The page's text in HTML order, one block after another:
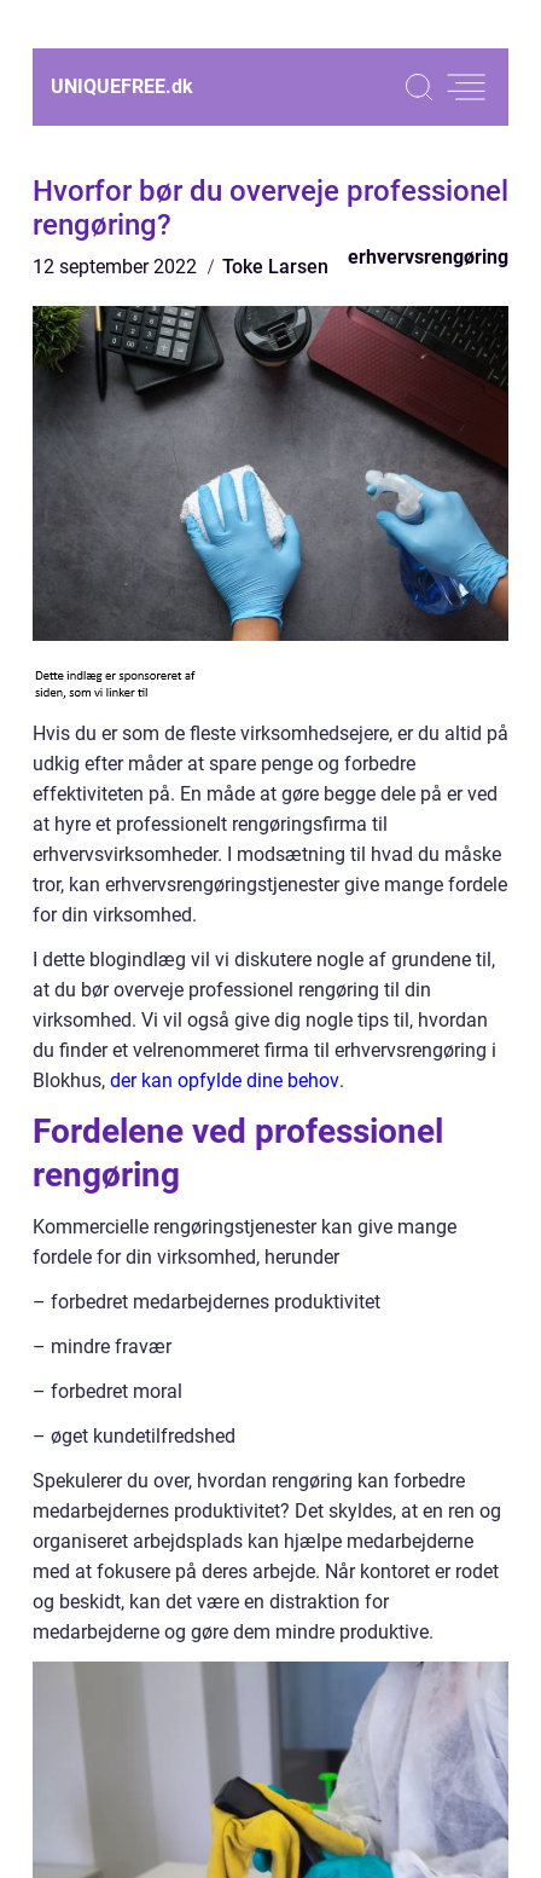
UNIQUEFREE.dk
Hvorfor bør du overveje professionel
rengøring?
12 september 2022 Toke Larsen erhvervsrengøring
Hvis du er som de fleste virksomhedsejere, er du altid på
udkig efter måder at spare penge og forbedre
effektiviteten på. En måde at gøre begge dele på er ved
at hyre et professionelt rengøringsfirma til
erhvervsvirksomheder. I modsætning til hvad du måske
tror, kan erhvervsrengøringstjenester give mange fordele
for din virksomhed.
I dette blogindlæg vil vi diskutere nogle af grundene til,
at du bør overveje professionel rengøring til din
virksomhed. Vi vil også give dig nogle tips til, hvordan
du finder et velrenommeret firma til erhvervsrengøring i
Blokhus, der kan opfylde dine behov.
Fordelene ved professionel
rengøring
Kommercielle rengøringstjenester kan give mange
fordele for din virksomhed, herunder
– forbedret medarbejdernes produktivitet
– mindre fravær
– forbedret moral
– øget kundetilfredshed
Spekulerer du over, hvordan rengøring kan forbedre
medarbejdernes produktivitet? Det skyldes, at en ren og
organiseret arbejdsplads kan hjælpe medarbejderne
med at fokusere på deres arbejde. Når kontoret er rodet
og beskidt, kan det være en distraktion for
medarbejderne og gøre dem mindre produktive.